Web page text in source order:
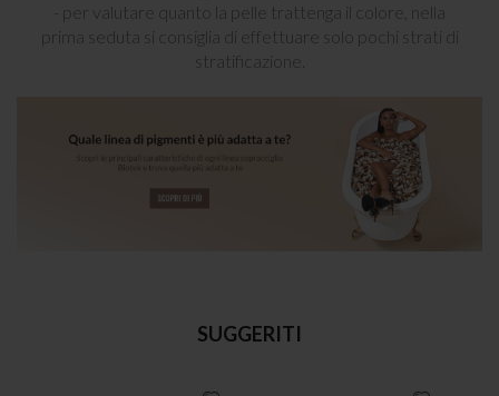
- per valutare quanto la pelle trattenga il colore, nella
prima seduta si consiglia di effettuare solo pochi strati di
stratificazione.
SUGGERITI